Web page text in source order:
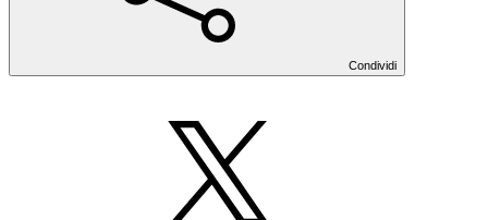
Condividi